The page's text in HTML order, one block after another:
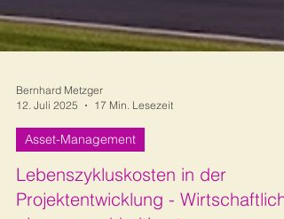
Bernhard Metzger
12. Juli 2025
17 Min. Lesezeit